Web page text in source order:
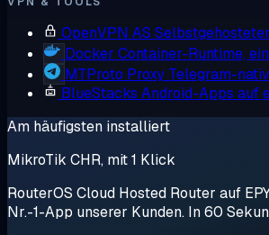
OpenVPN AS
Docker Container-Runtime,
MTProto Proxy Telegram-
BlueStacks Android-Apps auf
Am häufigsten installiert
MikroTik CHR, mit 1 Klick
RouterOS Cloud Hosted Router auf
Nr.-1-App unserer Kunden. In 60